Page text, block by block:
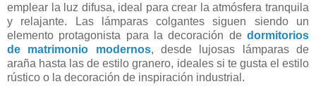
emplear la luz difusa, ideal para crear la atmósfera tranquila
y relajante. Las lámparas colgantes siguen siendo un
elemento protagonista para la decoración de dormitorios
de matrimonio modernos, desde lujosas lámparas de
araña hasta las de estilo granero, ideales si te gusta el estilo
rústico o la decoración de inspiración industrial.